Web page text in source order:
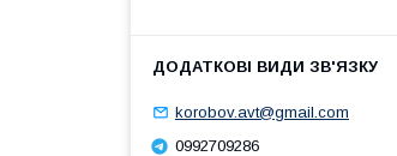
korobov.avt@gmail.com
0992709286